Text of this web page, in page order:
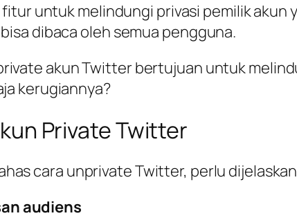
untuk melindungi privasi pemilik
dibaca oleh semua pengguna.
akun Twitter bertujuan untuk
kerugiannya?
Private Twitter
cara unprivate Twitter, perlu
audiens